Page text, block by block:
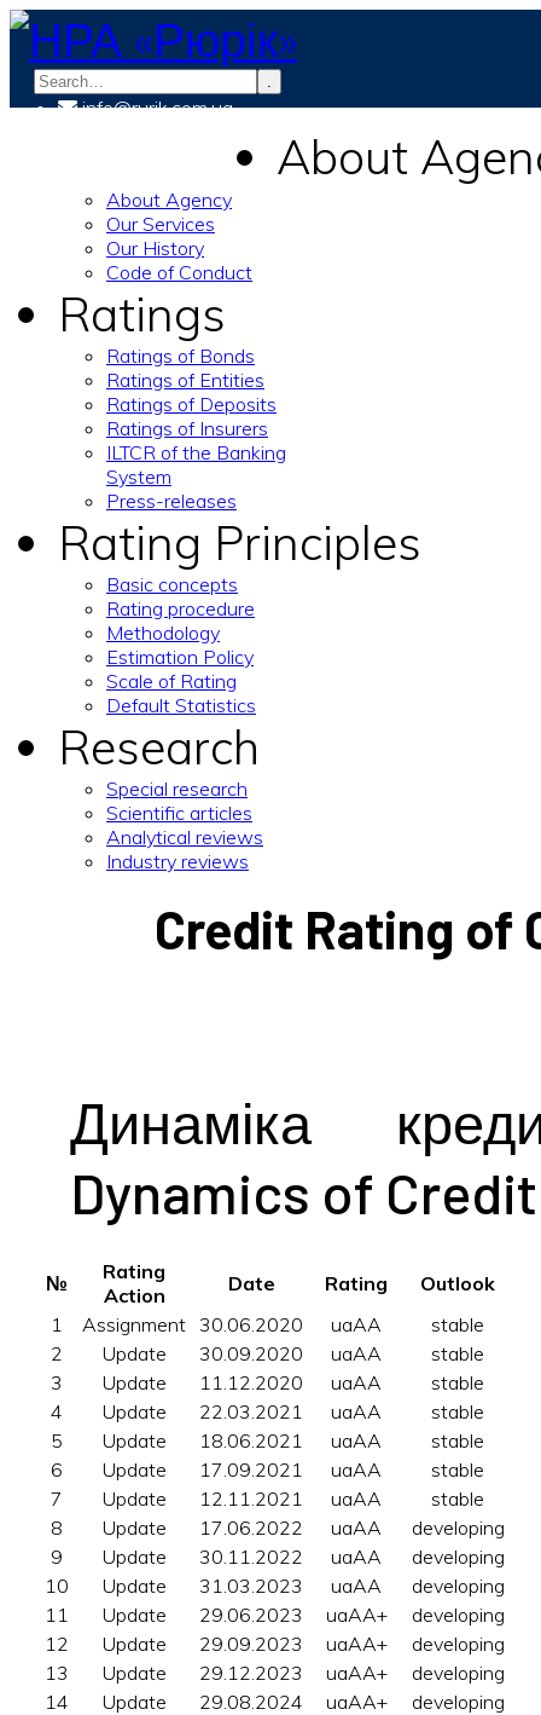
.
info@rurik.com.ua
About
About Agency
Our Services
Our History
Code of Conduct
Ratings
Ratings of Bonds
Ratings of Entities
Ratings of Deposits
Ratings of Insurers
ILTCR of the Banking
System
Press-releases
Rating Principles
Basic concepts
Rating procedure
Methodology
Estimation Policy
Scale of Rating
Default Statistics
Research
Special research
Scientific articles
Analytical reviews
Industry reviews
Credit Rating of
Динаміка
Dynamics of
№
Rating
Action
Date Rating
Outlook
1
Assignment 30.06.2020 uaAA
stable
2
Update 30.09.2020 uaAA
stable
3
Update 11.12.2020 uaAA
stable
4
Update 22.03.2021 uaAA
stable
5
Update 18.06.2021 uaAA
stable
6
Update 17.09.2021 uaAA
stable
7
Update 12.11.2021 uaAA
stable
8
Update 17.06.2022 uaAA
developing
9
Update 30.11.2022 uaAA
developing
10
Update 31.03.2023 uaAA
developing
11
Update 29.06.2023 uaAA+
developing
12
Update 29.09.2023 uaAA+
developing
13
Update 29.12.2023 uaAA+
developing
14
Update 29.08.2024 uaAA+
developing